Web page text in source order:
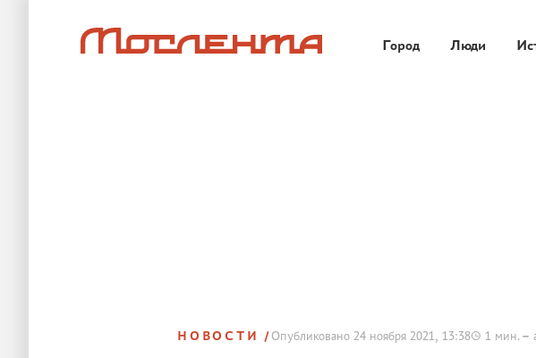
Город Люди
НОВОСТИ Опубликовано 24 ноября 2021, 13:38 1 мин.